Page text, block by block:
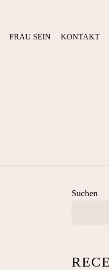
FRAU SEIN KONTAKT
Suchen